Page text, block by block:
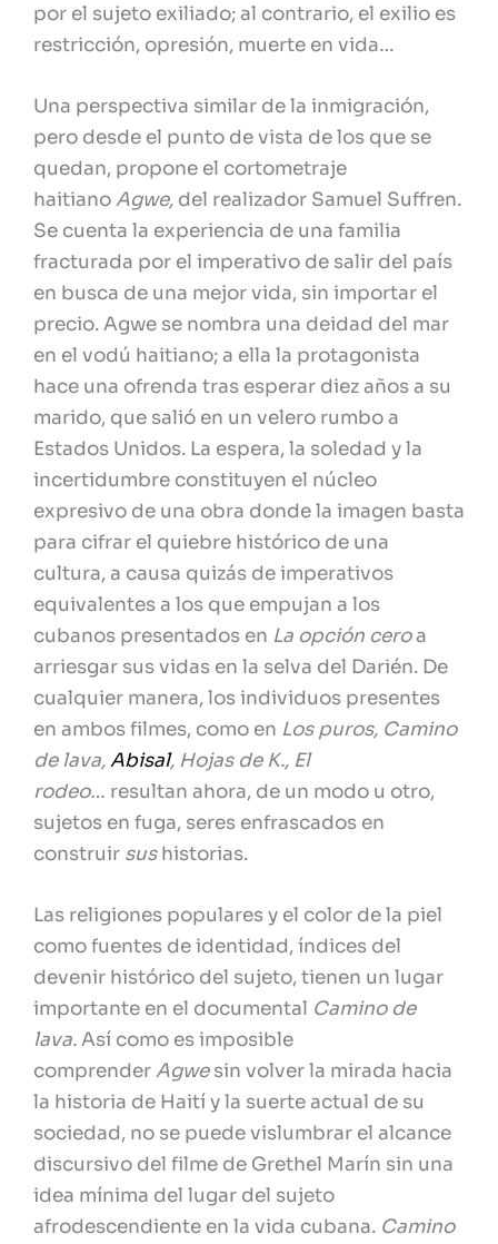
por el sujeto exiliado; al contrario, el exilio es
restricción, opresión, muerte en vida…
Una perspectiva similar de la inmigración,
pero desde el punto de vista de los que se
quedan, propone el cortometraje
haitianoAgwe, del realizador Samuel Suffren.
Se cuenta la experiencia de una familia
fracturada por el imperativo de salir del país
en busca de una mejor vida, sin importar el
precio. Agwe se nombra una deidad del mar
en el vodú haitiano; a ella la protagonista
hace una ofrenda tras esperar diez años a su
marido, que salió en un velero rumbo a
Estados Unidos. La espera, la soledad y la
incertidumbre constituyen el núcleo
expresivo de una obra donde la imagen basta
para cifrar el quiebre histórico de una
cultura, a causa quizás de imperativos
equivalentes a los que empujan a los
cubanos presentados en La opción ceroa
arriesgar sus vidas en la selva del Darién. De
cualquier manera, los individuos presentes
en ambos filmes, como en Los puros, Camino
de lava,Abisal, Hojas de K., El
rodeo… resultan ahora, de un modo u otro,
sujetos en fuga, seres enfrascados en
construir sushistorias.
Las religiones populares y el color de la piel
como fuentes de identidad, índices del
devenir histórico del sujeto, tienen un lugar
importante en el documental Camino de
lava.Así como es imposible
comprenderAgwesin volver la mirada hacia
la historia de Haití y la suerte actual de su
sociedad, no se puede vislumbrar el alcance
discursivo del filme de Grethel Marín sin una
idea mínima del lugar del sujeto
afrodescendiente en la vida cubana. Camino